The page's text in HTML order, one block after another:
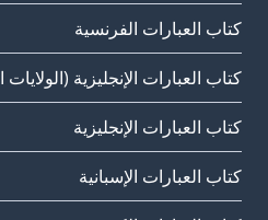
كتاب العبارات الفرنسية
كتاب العبارات الإنجليزية
كتاب العبارات الإنجليزية
كتاب العبارات الإسبانية